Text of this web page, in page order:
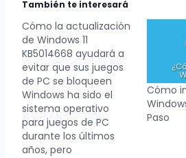
También te interesará
Cómo la actualización
de Windows 11
KB5014668 ayudará a
evitar que sus juegos
de PC se bloqueen
Windows ha sido el
sistema operativo
para juegos de PC
durante los últimos
años, pero
Cómo
Paso